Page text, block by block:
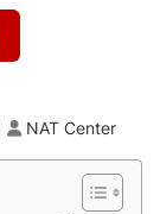
NAT Center